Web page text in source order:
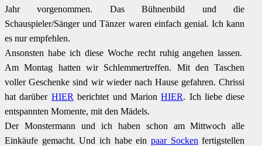
Jahr vorgenommen. Das Bühnenbild und die
Schauspieler/Sänger und Tänzer waren einfach genial. Ich kann
es nur empfehlen.
Ansonsten habe ich diese Woche recht ruhig angehen lassen.
Am Montag hatten wir Schlemmertreffen. Mit den Taschen
voller Geschenke sind wir wieder nach Hause gefahren. Chrissi
hat darüber HIER berichtet und MarionHIER. Ich liebe diese
entspannten Momente, mit den Mädels.
Der Monstermann und ich haben schon am Mittwoch alle
Einkäufe gemacht. Und ich habe einpaar Socken fertigstellen